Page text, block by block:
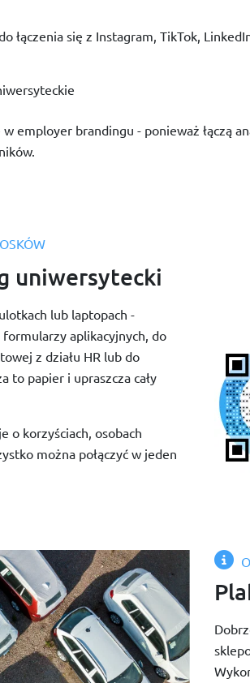
łączenia się z Instagram, TikTok,
employer brandingu - ponieważ łączą
uniwersytecki
lub laptopach -
aplikacyjnych, do
z działu HR lub do
to papier i upraszcza cały
o korzyściach, osobach
można połączyć w jeden